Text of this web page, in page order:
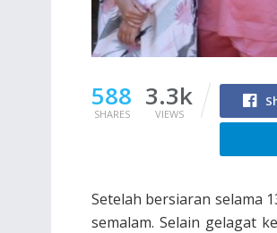
588
SHARES
3.3k
VIEWS
Setelah bersiaran selama
semalam. Selain gelagat